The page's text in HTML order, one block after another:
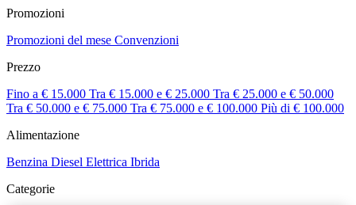
Promozioni
Promozioni del mese Convenzioni
Prezzo
Fino a € 15.000 Tra € 15.000 e € 25.000 Tra € 25.000 e € 50.000
Tra € 50.000 e € 75.000 Tra € 75.000 e € 100.000 Più di € 100.000
Alimentazione
Benzina Diesel Elettrica Ibrida
Categorie